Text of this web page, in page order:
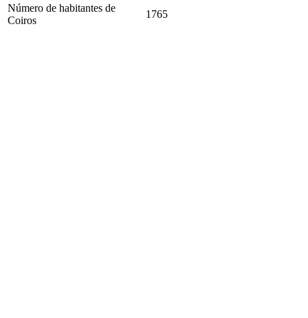
Número de habitantes de
Coiros
1765